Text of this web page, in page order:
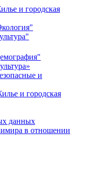
и городская
и
и городская
данных
в отношении